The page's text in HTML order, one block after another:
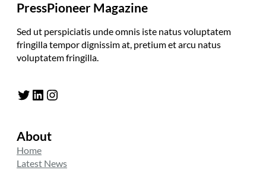
PressPioneer Magazine
Sed ut perspiciatis unde omnis iste natus voluptatem
fringilla tempor dignissim at, pretium et arcu natus
voluptatem fringilla.
Twitter LinkedIn Instagram
About
Home
Latest News